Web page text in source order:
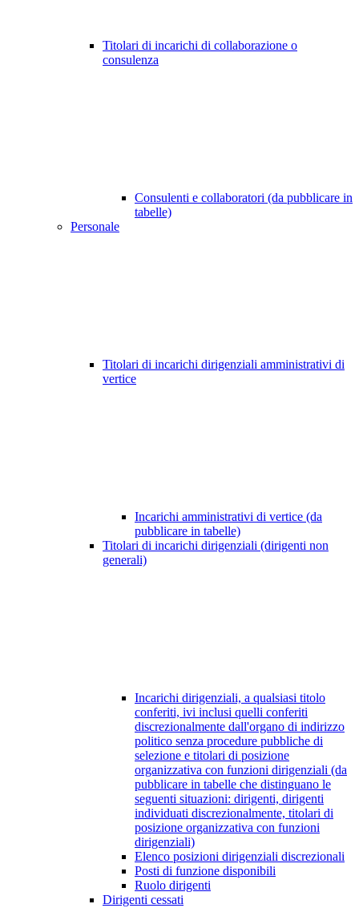
Titolari di incarichi di collaborazione o
consulenza
Consulenti e collaboratori (da pubblicare in
tabelle)
Personale
Titolari di incarichi dirigenziali amministrativi di
vertice
Incarichi amministrativi di vertice (da
pubblicare in tabelle)
Titolari di incarichi dirigenziali (dirigenti non
generali)
Incarichi dirigenziali, a qualsiasi titolo
conferiti, ivi inclusi quelli conferiti
discrezionalmente dall'organo di indirizzo
politico senza procedure pubbliche di
selezione e titolari di posizione
organizzativa con funzioni dirigenziali (da
pubblicare in tabelle che distinguano le
seguenti situazioni: dirigenti, dirigenti
individuati discrezionalmente, titolari di
posizione organizzativa con funzioni
dirigenziali)
Elenco posizioni dirigenziali discrezionali
Posti di funzione disponibili
Ruolo dirigenti
Dirigenti cessati